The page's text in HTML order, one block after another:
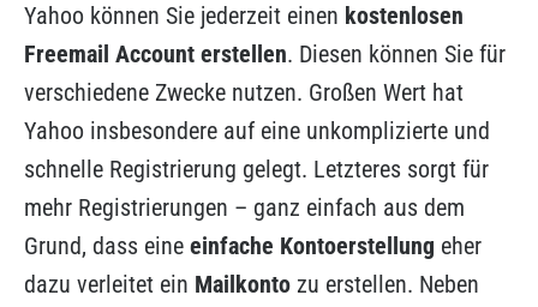
Yahoo können Sie jederzeit einen kostenlosen
Freemail Account erstellen. Diesen können Sie für
verschiedene Zwecke nutzen. Großen Wert hat
Yahoo insbesondere auf eine unkomplizierte und
schnelle Registrierung gelegt. Letzteres sorgt für
mehr Registrierungen – ganz einfach aus dem
Grund, dass eine einfache Kontoerstellung eher
dazu verleitet ein Mailkonto zu erstellen. Neben